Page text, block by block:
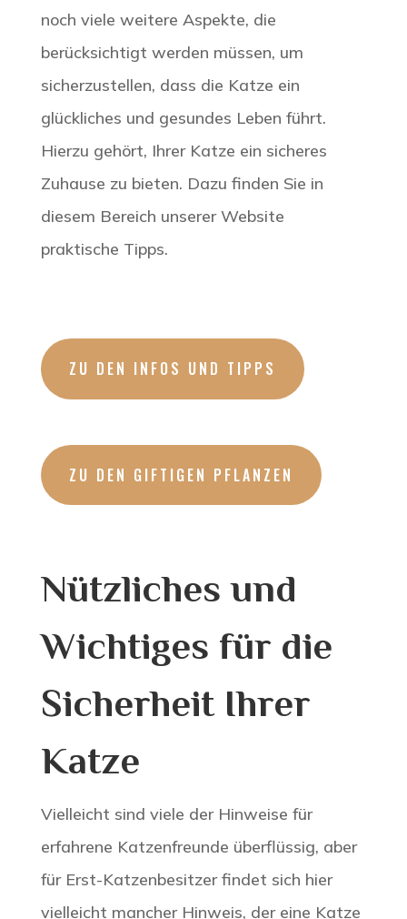
noch viele weitere Aspekte, die
berücksichtigt werden müssen, um
sicherzustellen, dass die Katze ein
glückliches und gesundes Leben führt.
Hierzu gehört, Ihrer Katze ein sicheres
Zuhause zu bieten. Dazu finden Sie in
diesem Bereich unserer Website
praktische Tipps.
ZU DEN INFOS UND TIPPS
ZU DEN GIFTIGEN PFLANZEN
Nützliches und
Wichtiges für die
Sicherheit Ihrer
Katze
Vielleicht sind viele der Hinweise für
erfahrene Katzenfreunde überflüssig, aber
für Erst-Katzenbesitzer findet sich hier
vielleicht mancher Hinweis, der eine Katze